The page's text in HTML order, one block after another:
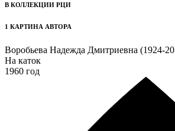
В КОЛЛЕКЦИИ РЦИ
1 КАРТИНА АВТОРА
Воробьева Надежда Дмитриевна (1924-
На каток
1960 год